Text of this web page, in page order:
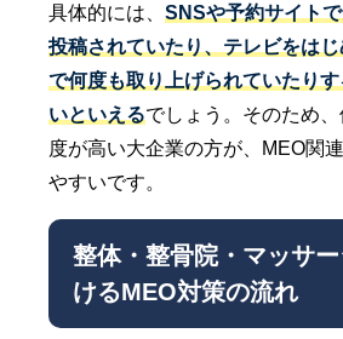
具体的には、 SNSや予約サイト
投稿されていたり、テレビをは
で何度も取り上げられていたり
いといえるでしょう。そのため
度が高い大企業の方が、MEO関
やすいです。
整体・整骨院・マッサ
けるMEO対策の流れ